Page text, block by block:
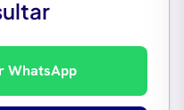
WhatsApp